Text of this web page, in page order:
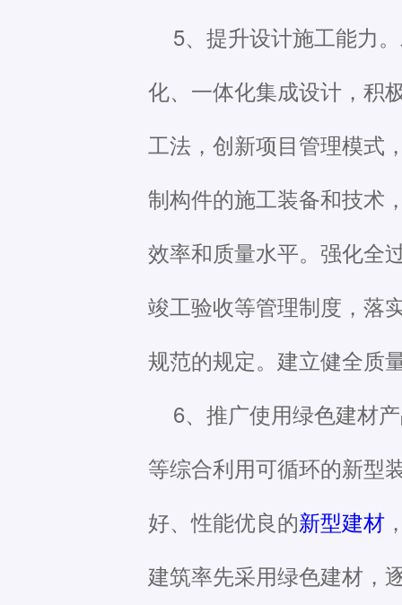
5、提升设计施工能力
化、一体化集成设计，积
工法，创新项目管理模式
制构件的施工装备和技术
效率和质量水平。强化全
竣工验收等管理制度，落
规范的规定。建立健全质
6、推广使用绿色建材
等综合利用可循环的新型
好、性能优良的新型建材
建筑率先采用绿色建材，